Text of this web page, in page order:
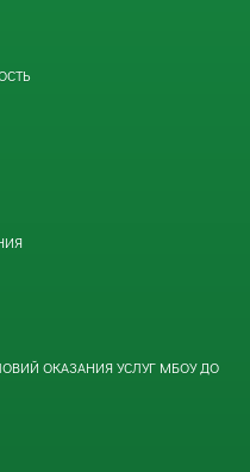
ОКАЗАНИЯ УСЛУГ МБОУ ДО